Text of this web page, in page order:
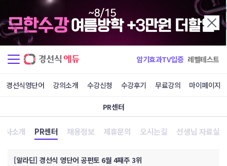
암기효과TV입증 레벨테스트
경선식영단어 강의소개 수강신청 수강후기 무료강의 마이페이지
PR센터
사소개 PR센터 채용정보 제휴문의 오시는길 선생님 자료실
[알라딘] 경선식 영단어 공편토 6월 4째주 3위